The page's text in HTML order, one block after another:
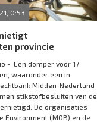
0:53
provincie
- Een domper voor 17
waaronder een in
Midden-Nederland
stikstofbesluiten van de
De organisaties
Environment (MOB) en de